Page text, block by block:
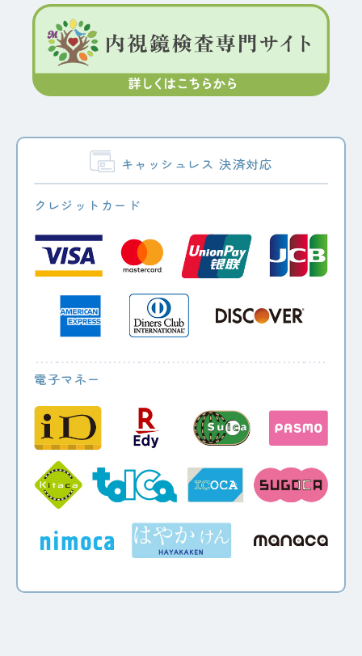
キャッシュレス 決済対応
クレジットカード
電子マネー